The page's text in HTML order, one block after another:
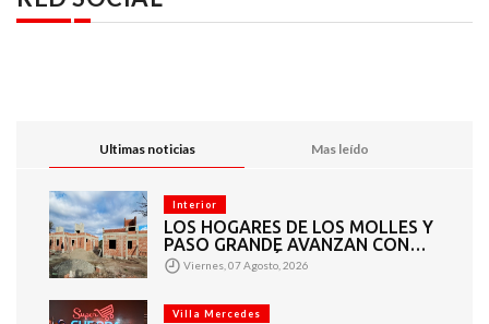
Ultimas noticias Mas leído
Interior
LOS HOGARES DE LOS MOLLES Y
PASO GRANDE AVANZAN CON
MAMPOSTERÍA E
INSTALACIONES
Viernes, 07 Agosto, 2026
Villa Mercedes